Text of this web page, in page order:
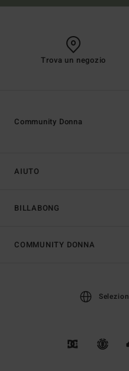
Trova un negozio
AIUTO
BILLABONG
Community Donna
COMMUNITY DONNA